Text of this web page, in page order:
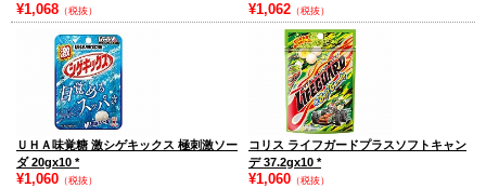
¥1,068 （税抜） ¥1,062 （税抜）
ＵＨＡ味覚糖 激シゲキックス 極刺激ソー
ダ 20gx10 *
¥1,060 （税抜）
コリス ライフガードプラスソフトキャン
デ 37.2gx10 *
¥1,060 （税抜）